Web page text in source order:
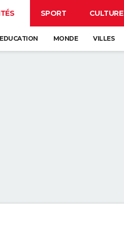
SPORT CULTURE
EDUCATION MONDE VILLES